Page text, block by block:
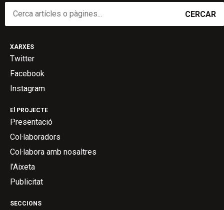
CERCAR
SECCIONS
El PROJECTE
Presentació
Col·laboradors
Col·labora amb nosaltres
l’Aixeta
Publicitat
XARXES
Twitter
Facebook
Instagram